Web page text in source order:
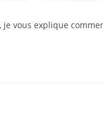
vous explique